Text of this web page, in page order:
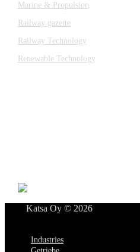
Marine & Propulsion
Railway gazette
Railway Technology
Renewable Technology
Katsa Oy © 2026
Industries